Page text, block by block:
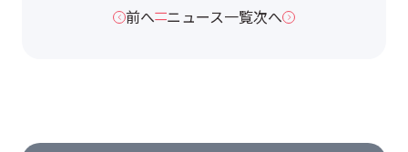
前へ ニュース一覧次へ